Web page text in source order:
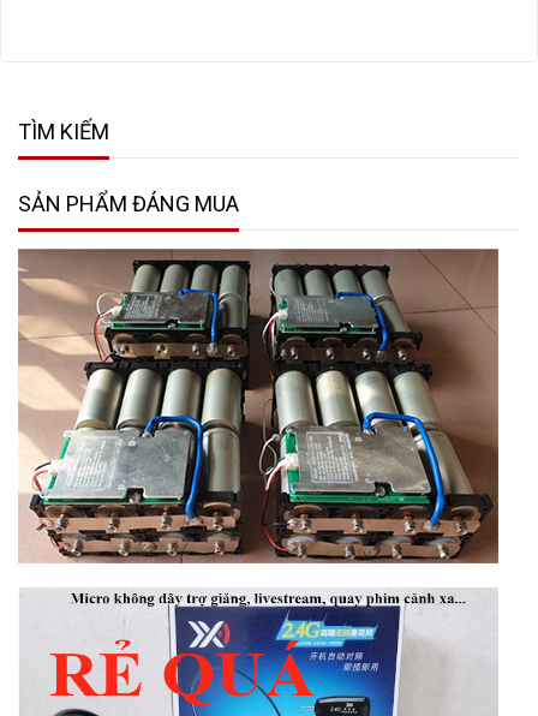
TÌM KIẾM
SẢN PHẨM ĐÁNG MUA